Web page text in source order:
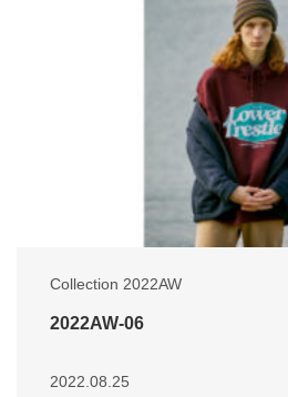
Collection 2022AW
2022AW-06
2022.08.25